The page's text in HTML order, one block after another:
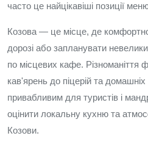
часто це найцікавіші позиції
Козова — це місце, де
дорозі або запланувати
по місцевих кафе. Різноманіття
кав'ярень до піцерій та
привабливим для туристів і
оцінити локальну кухню та
Козови.